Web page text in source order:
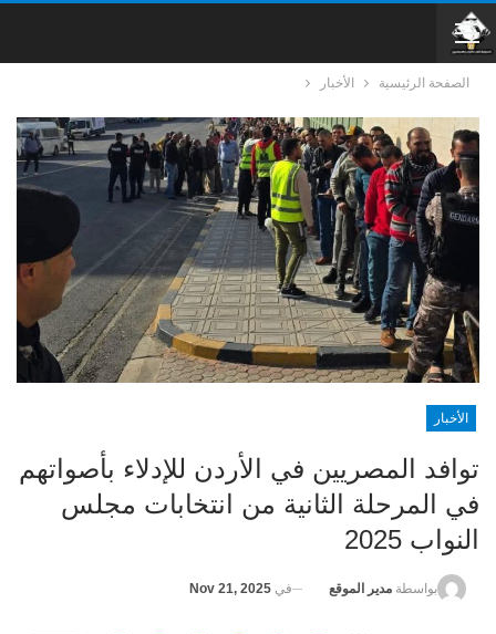
الصفحة الرئيسية الأخبار
الأخبار
توافد المصريين في الأردن للإدلاء بأصواتهم
في المرحلة الثانية من انتخابات مجلس
النواب 2025
بواسطة مدير الموقع في Nov 21, 2025